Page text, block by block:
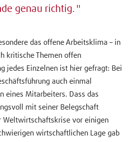
genau richtig.
das offene Arbeitsklima – in
kritische Themen offen
jedes Einzelnen ist hier gefragt: Bei
auch einmal
eines Mitarbeiters. Dass das
mit seiner Belegschaft
Weltwirtschaftskrise vor einigen
wirtschaftlichen Lage gab